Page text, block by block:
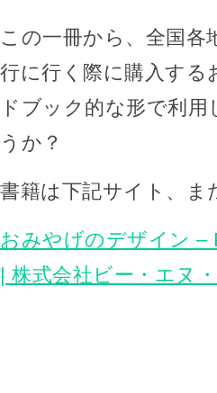
この一冊から、全国
行に行く際に購入す
ドブック的な形で利
うか？
書籍は下記サイト、ま
おみやげのデザイン –
| 株式会社ビー・エヌ